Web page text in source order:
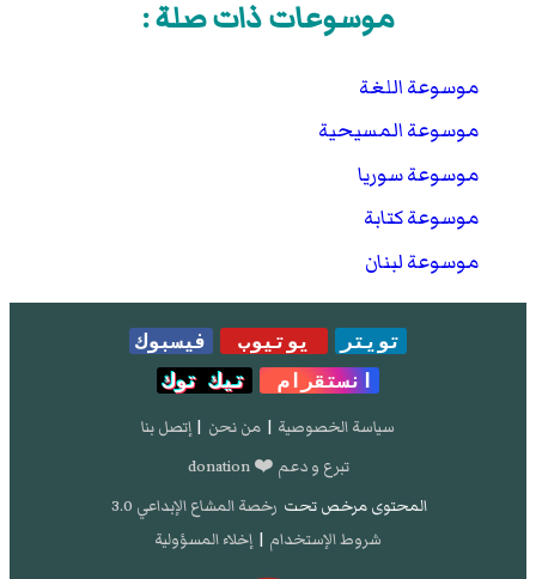
موسوعات ذات صلة :
موسوعة اللغة
موسوعة المسيحية
موسوعة سوريا
موسوعة كتابة
موسوعة لبنان
تويتر يوتيوب
فيسبوك
انستقرام
تيك توك
سياسة الخصوصية | من نحن | إتصل بنا
تبرع و دعم ❤️ donation
المحتوى مرخص تحت رخصة المشاع الإبداعي 3.0
شروط الإستخدام | إخلاء المسؤولية